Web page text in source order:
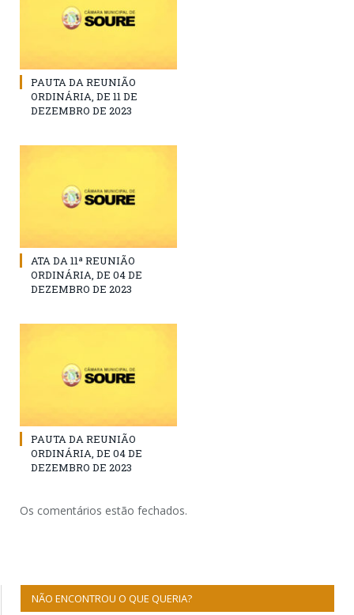
PAUTA DA REUNIÃO
ORDINÁRIA, DE 11 DE
DEZEMBRO DE 2023
ATA DA 11ª REUNIÃO
ORDINÁRIA, DE 04 DE
DEZEMBRO DE 2023
PAUTA DA REUNIÃO
ORDINÁRIA, DE 04 DE
DEZEMBRO DE 2023
Os comentários estão fechados.
NÃO ENCONTROU O QUE QUERIA?